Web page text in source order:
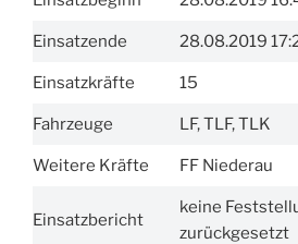
Einsatzende 28.08.2019
Einsatzkräfte 15
Fahrzeuge LF, TLF, TLK
Weitere Kräfte FF Niederau
Einsatzbericht
keine
zurückgesetzt